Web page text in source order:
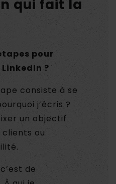
qui fait la
pour
?
consiste à se
j’écris ?
un objectif
ou
de